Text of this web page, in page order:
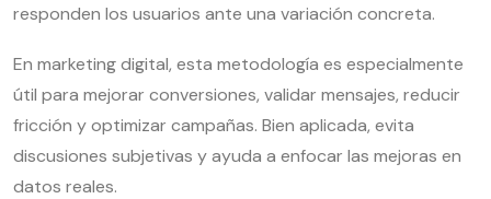
responden los usuarios ante una variación concreta.
En marketing digital, esta metodología es especialmente
útil para mejorar conversiones, validar mensajes, reducir
fricción y optimizar campañas. Bien aplicada, evita
discusiones subjetivas y ayuda a enfocar las mejoras en
datos reales.